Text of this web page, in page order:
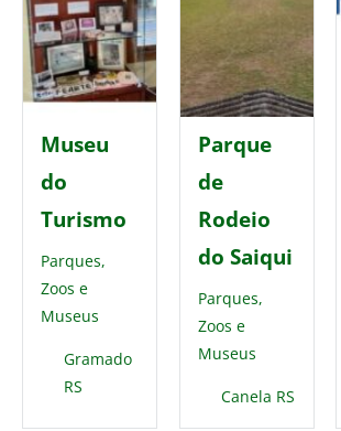
Museu
do
Turismo
Parques,
Zoos e
Museus
Gramado
RS
Parque
de
Rodeio
do Saiqui
Parques,
Zoos e
Museus
Canela RS